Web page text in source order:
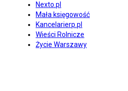
Nexto.pl
Mała księgowość
Kancelarierp.pl
Wieści Rolnicze
Życie Warszawy